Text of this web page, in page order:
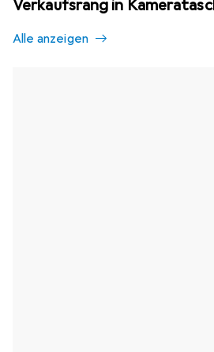
Verkaufsrang in
Alle anzeigen